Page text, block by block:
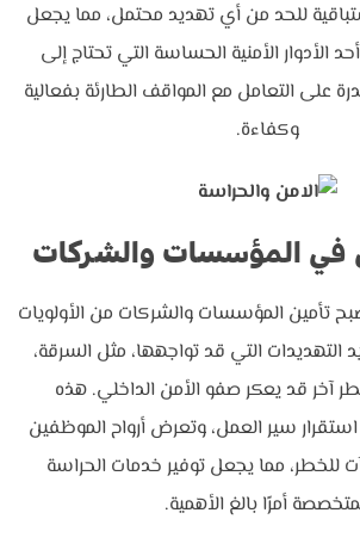
للحد من أي تهديد محتمل، مما يجعل
الأدوار الأمنية الحساسة التي تحتاج إلى
على التعامل مع المواقف الطارئة بفعالية
وكفاءة.
في المؤسسات والشركات
تأمين المؤسسات والشركات من الأولويات
التهديدات التي قد تواجهها، مثل السرقة،
آخر قد يعكر صفو الأمن الداخلي. هذه
سير العمل، وتعرض أرواح الموظفين
للخطر، مما يجعل توفير خدمات الحراسة
أمرًا بالغ الأهمية.